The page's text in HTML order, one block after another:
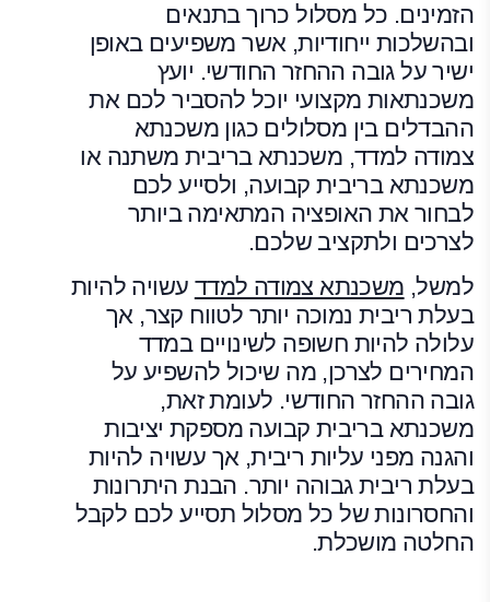
הזמינים. כל מסלול כרוך בתנאים
ובהשלכות ייחודיות, אשר משפיעים באופן
ישיר על גובה ההחזר החודשי. יועץ
משכנתאות מקצועי יוכל להסביר לכם את
ההבדלים בין מסלולים כגון משכנתא
צמודה למדד, משכנתא בריבית משתנה או
משכנתא בריבית קבועה, ולסייע לכם
לבחור את האופציה המתאימה ביותר
לצרכים ולתקציב שלכם.
למשל, משכנתא צמודה למדד עשויה להיות
בעלת ריבית נמוכה יותר לטווח קצר, אך
עלולה להיות חשופה לשינויים במדד
המחירים לצרכן, מה שיכול להשפיע על
גובה ההחזר החודשי. לעומת זאת,
משכנתא בריבית קבועה מספקת יציבות
והגנה מפני עליות ריבית, אך עשויה להיות
בעלת ריבית גבוהה יותר. הבנת היתרונות
והחסרונות של כל מסלול תסייע לכם לקבל
החלטה מושכלת.